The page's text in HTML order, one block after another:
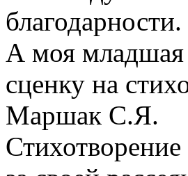
благодарности.
А моя младшая
сценку на
Маршак С.Я.